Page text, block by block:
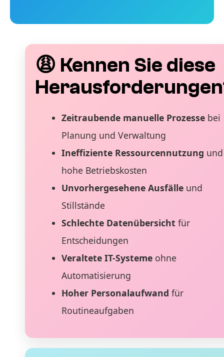
😩 Kennen Sie diese
Zeitraubende manuelle Prozessebei
Planung und Verwaltung
Ineffiziente Ressourcennutzung und
hohe Betriebskosten
Unvorhergesehene Ausfälleund
Stillstände
Schlechte Datenübersicht für
Entscheidungen
Veraltete IT-Systemeohne
Automatisierung
Hoher Personalaufwand für
Routineaufgaben